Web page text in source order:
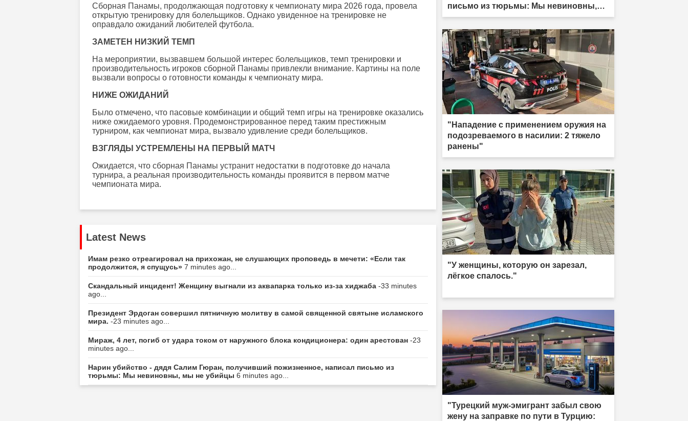
Сборная Панамы, продолжающая подготовку к чемпионату мира 2026 года, провела
открытую тренировку для болельщиков. Однако увиденное на тренировке не
оправдало ожиданий любителей футбола.
ЗАМЕТЕН НИЗКИЙ ТЕМП
На мероприятии, вызвавшем большой интерес болельщиков, темп тренировки и
производительность игроков сборной Панамы привлекли внимание. Картины на поле
вызвали вопросы о готовности команды к чемпионату мира.
НИЖЕ ОЖИДАНИЙ
Было отмечено, что пасовые комбинации и общий темп игры на тренировке оказались
ниже ожидаемого уровня. Продемонстрированное перед таким престижным
турниром, как чемпионат мира, вызвало удивление среди болельщиков.
ВЗГЛЯДЫ УСТРЕМЛЕНЫ НА ПЕРВЫЙ МАТЧ
Ожидается, что сборная Панамы устранит недостатки в подготовке до начала
турнира, а реальная производительность команды проявится в первом матче
чемпионата мира.
Latest News
Имам резко отреагировал на прихожан, не слушающих проповедь в мечети: «Если так
продолжится, я спущусь» 7 minutes ago...
Скандальный инцидент! Женщину выгнали из аквапарка только из-за хиджаба -33 minutes
ago...
Президент Эрдоган совершил пятничную молитву в самой священной святыне исламского
мира. -23 minutes ago...
Мираж, 4 лет, погиб от удара током от наружного блока кондиционера: один арестован -23
minutes ago...
Нарин убийство - дядя Салим Гюран, получивший пожизненное, написал письмо из
тюрьмы: Мы невиновны, мы не убийцы 6 minutes ago...
письмо из тюрьмы: Мы невиновны,
мы не убийцы"
"Нападение с применением оружия на
подозреваемого в насилии: 2 тяжело
ранены"
"У женщины, которую он зарезал,
лёгкое спалось."
"Турецкий муж-эмигрант забыл свою
жену на заправке по пути в Турцию: